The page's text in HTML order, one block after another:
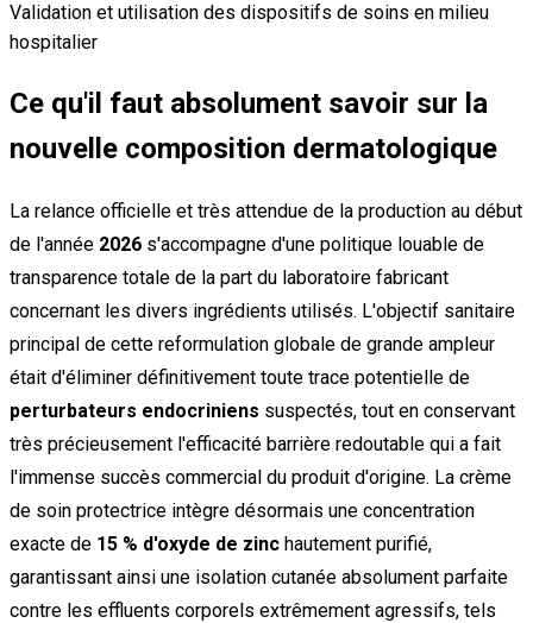
Validation et utilisation des dispositifs de soins en milieu
hospitalier
Ce qu'il faut absolument savoir sur la
nouvelle composition dermatologique
La relance officielle et très attendue de la production au début
de l'année 2026 s'accompagne d'une politique louable de
transparence totale de la part du laboratoire fabricant
concernant les divers ingrédients utilisés. L'objectif sanitaire
principal de cette reformulation globale de grande ampleur
était d'éliminer définitivement toute trace potentielle de
perturbateurs endocriniens suspectés, tout en conservant
très précieusement l'efficacité barrière redoutable qui a fait
l'immense succès commercial du produit d'origine. La crème
de soin protectrice intègre désormais une concentration
exacte de 15 % d'oxyde de zinc hautement purifié,
garantissant ainsi une isolation cutanée absolument parfaite
contre les effluents corporels extrêmement agressifs, tels